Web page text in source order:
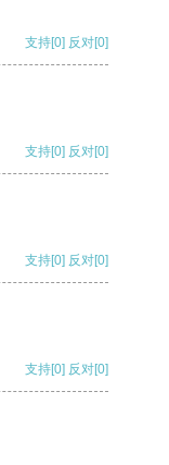
支持[0] 反对[0]
支持[0] 反对[0]
支持[0] 反对[0]
支持[0] 反对[0]